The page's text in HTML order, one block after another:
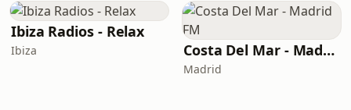
Ibiza Radios - Relax
Ibiza Costa Del Mar - Madrid FM
Madrid